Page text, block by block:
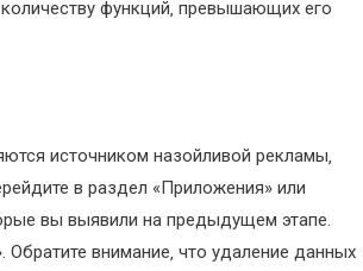
функций‚ превышающих его
источником назойливой рекламы‚
в раздел «Приложения» или
вы выявили на предыдущем этапе.
внимание‚ что удаление данных